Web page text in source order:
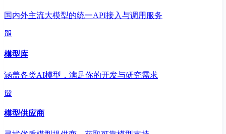
国内外主流大模型的统一API接入与调用服务
模型库
涵盖各类AI模型，满足你的开发与研究需求
模型供应商